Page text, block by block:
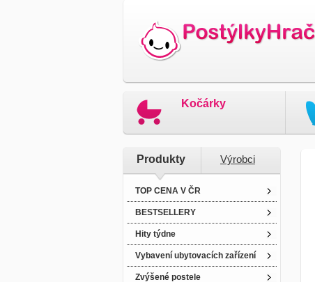
Kočárky
Produkty Výrobci
TOP CENA V ČR
BESTSELLERY
Hity týdne
Vybavení ubytovacích zařízení
Zvýšené postele